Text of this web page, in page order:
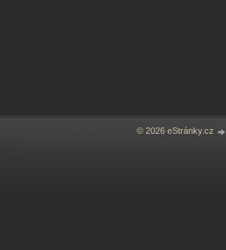
© 2026 eStránky.cz